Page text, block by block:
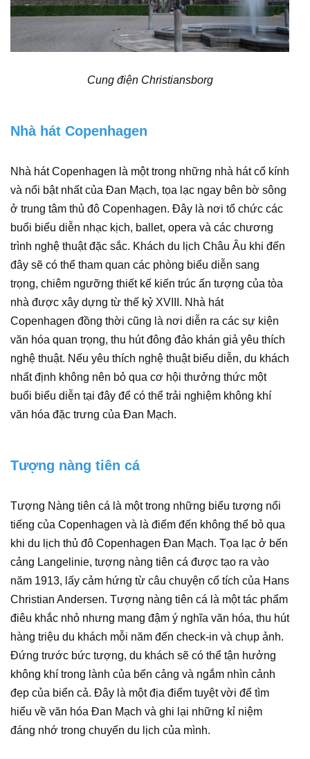
Cung điện Christiansborg
Nhà hát Copenhagen
Nhà hát Copenhagen là một trong những nhà hát cổ kính
và nổi bật nhất của Đan Mạch, tọa lạc ngay bên bờ sông
ở trung tâm thủ đô Copenhagen. Đây là nơi tổ chức các
buổi biểu diễn nhạc kịch, ballet, opera và các chương
trình nghệ thuật đặc sắc. Khách du lịch Châu Âu khi đến
đây sẽ có thể tham quan các phòng biểu diễn sang
trọng, chiêm ngưỡng thiết kế kiến trúc ấn tượng của tòa
nhà được xây dựng từ thế kỷ XVIII. Nhà hát
Copenhagen đồng thời cũng là nơi diễn ra các sự kiện
văn hóa quan trọng, thu hút đông đảo khán giả yêu thích
nghệ thuật. Nếu yêu thích nghệ thuật biểu diễn, du khách
nhất định không nên bỏ qua cơ hội thưởng thức một
buổi biểu diễn tại đây để có thể trải nghiệm không khí
văn hóa đặc trưng của Đan Mạch.
Tượng nàng tiên cá
Tượng Nàng tiên cá là một trong những biểu tượng nổi
tiếng của Copenhagen và là điểm đến không thể bỏ qua
khi du lịch thủ đô Copenhagen Đan Mạch. Tọa lạc ở bến
cảng Langelinie, tượng nàng tiên cá được tạo ra vào
năm 1913, lấy cảm hứng từ câu chuyện cổ tích của Hans
Christian Andersen. Tượng nàng tiên cá là một tác phẩm
điêu khắc nhỏ nhưng mang đậm ý nghĩa văn hóa, thu hút
hàng triệu du khách mỗi năm đến check-in và chụp ảnh.
Đứng trước bức tượng, du khách sẽ có thể tận hưởng
không khí trong lành của bến cảng và ngắm nhìn cảnh
đẹp của biển cả. Đây là một địa điểm tuyệt vời để tìm
hiểu về văn hóa Đan Mạch và ghi lại những kỉ niệm
đáng nhớ trong chuyến du lịch của mình.